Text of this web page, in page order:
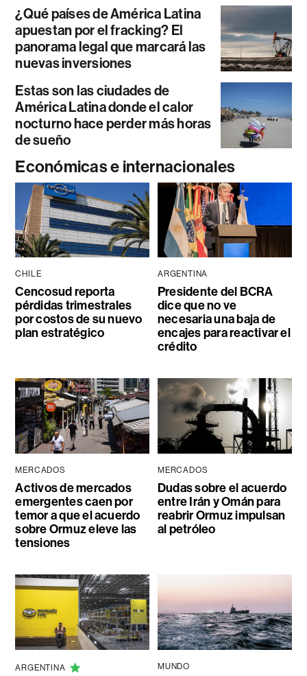
¿Qué países de América Latina
apuestan por el fracking? El
panorama legal que marcará las
nuevas inversiones
Estas son las ciudades de
América Latina donde el calor
nocturno hace perder más horas
de sueño
Económicas e internacionales
CHILE
Cencosud reporta
pérdidas trimestrales
por costos de su nuevo
plan estratégico
ARGENTINA
Presidente del BCRA
dice que no ve
necesaria una baja de
encajes para reactivar el
crédito
MERCADOS
Activos de mercados
emergentes caen por
temor a que el acuerdo
sobre Ormuz eleve las
tensiones
MERCADOS
Dudas sobre el acuerdo
entre Irán y Omán para
reabrir Ormuz impulsan
al petróleo
ARGENTINA MUNDO